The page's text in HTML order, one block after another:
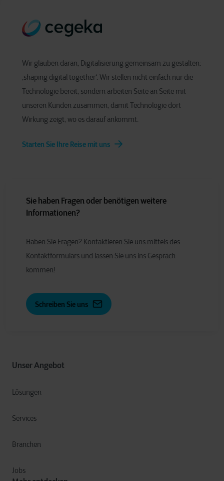
Wir glauben daran, Digitalisierung gemeinsam zu gestalten:
‚shaping digital together‘. Wir stellen nicht einfach nur die
Technologie bereit, sondern arbeiten Seite an Seite mit
unseren Kunden zusammen, damit Technologie dort
Wirkung zeigt, wo es darauf ankommt.
Starten Sie Ihre Reise mit uns
Unser Angebot
Lösungen
Services
Branchen
Jobs
Sie haben Fragen oder benötigen weitere
Informationen?
Haben Sie Fragen? Kontaktieren Sie uns mittels des
Kontaktformulars und lassen Sie uns ins Gespräch
kommen!
Schreiben Sie uns